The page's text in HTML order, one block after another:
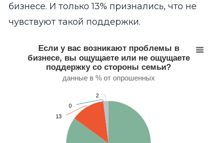
бизнесе. И только 13% признались, что не
чувствуют такой поддержки.
Pie chart with 4 slices.
данные в % от опрошенных
View as data table, Если у вас возникают проблемы в
Если у вас возникают проблемы в
бизнесе, вы ощущаете или не ощущаете
поддержку со стороны семьи?
данные в % от опрошенных
13
0
2